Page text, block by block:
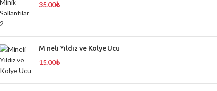
35.00₺
Mineli Yıldız ve Kolye Ucu
15.00₺